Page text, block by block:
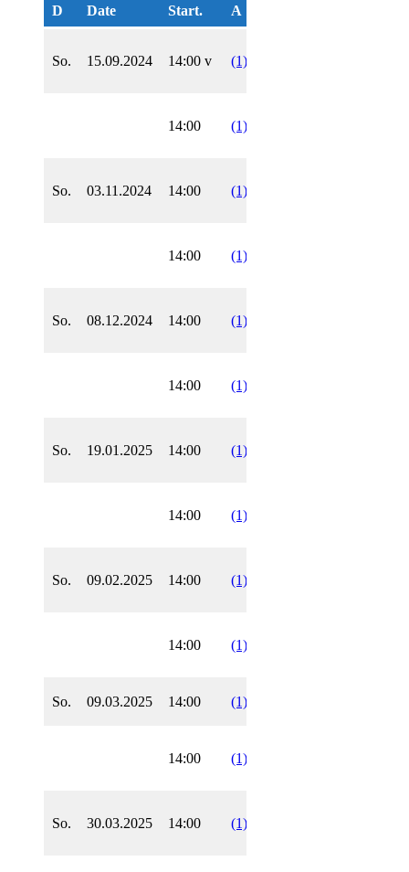
D Date Start. A
So. 15.09.2024 14:00 v (1)
14:00 (1)
So. 03.11.2024 14:00 (1)
14:00 (1)
So. 08.12.2024 14:00 (1)
14:00 (1)
So. 19.01.2025 14:00 (1)
14:00 (1)
So. 09.02.2025 14:00 (1)
14:00 (1)
So. 09.03.2025 14:00 (1)
14:00 (1)
So. 30.03.2025 14:00 (1)